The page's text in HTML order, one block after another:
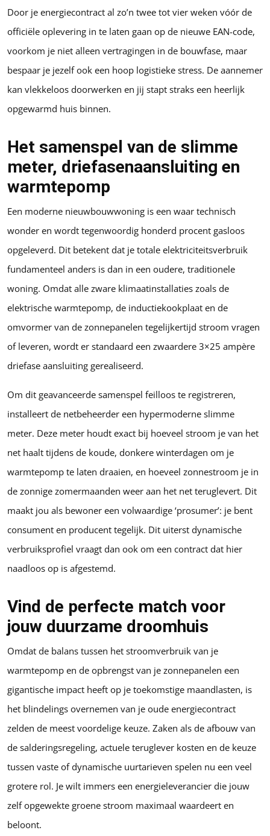
Door je energiecontract al zo’n twee tot vier weken vóór de
officiële oplevering in te laten gaan op de nieuwe EAN-code,
voorkom je niet alleen vertragingen in de bouwfase, maar
bespaar je jezelf ook een hoop logistieke stress. De aannemer
kan vlekkeloos doorwerken en jij stapt straks een heerlijk
opgewarmd huis binnen.
Het samenspel van de slimme
meter, driefasenaansluiting en
warmtepomp
Een moderne nieuwbouwwoning is een waar technisch
wonder en wordt tegenwoordig honderd procent gasloos
opgeleverd. Dit betekent dat je totale elektriciteitsverbruik
fundamenteel anders is dan in een oudere, traditionele
woning. Omdat alle zware klimaatinstallaties zoals de
elektrische warmtepomp, de inductiekookplaat en de
omvormer van de zonnepanelen tegelijkertijd stroom vragen
of leveren, wordt er standaard een zwaardere 3×25 ampère
driefase aansluiting gerealiseerd.
Om dit geavanceerde samenspel feilloos te registreren,
installeert de netbeheerder een hypermoderne slimme
meter. Deze meter houdt exact bij hoeveel stroom je van het
net haalt tijdens de koude, donkere winterdagen om je
warmtepomp te laten draaien, en hoeveel zonnestroom je in
de zonnige zomermaanden weer aan het net teruglevert. Dit
maakt jou als bewoner een volwaardige ‘prosumer’: je bent
consument en producent tegelijk. Dit uiterst dynamische
verbruiksprofiel vraagt dan ook om een contract dat hier
naadloos op is afgestemd.
Vind de perfecte match voor
jouw duurzame droomhuis
Omdat de balans tussen het stroomverbruik van je
warmtepomp en de opbrengst van je zonnepanelen een
gigantische impact heeft op je toekomstige maandlasten, is
het blindelings overnemen van je oude energiecontract
zelden de meest voordelige keuze. Zaken als de afbouw van
de salderingsregeling, actuele teruglever kosten en de keuze
tussen vaste of dynamische uurtarieven spelen nu een veel
grotere rol. Je wilt immers een energieleverancier die jouw
zelf opgewekte groene stroom maximaal waardeert en
beloont.